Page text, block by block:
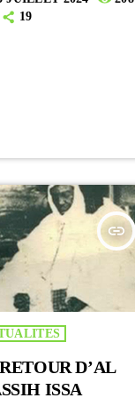
19
insert_link
D’AL
ISSA